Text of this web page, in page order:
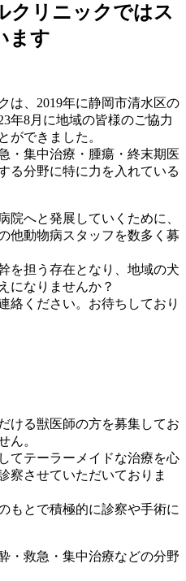
クリニックではス
ます
は、2019年に静岡市清水区の
年8月に地域の皆様のご協力
ができました。
・集中治療・腫瘍・終末期医
る分野に特に力を入れている
院へと発展していくために、
他動物病スタッフを数多く募
を担う存在となり、地域の犬
になりませんか？
絡ください。お待ちしており
ける獣医師の方を募集してお
ん。
てテーラーメイドな治療を心
察させていただいておりま
もとで積極的に診察や手術に
・救急・集中治療などの分野